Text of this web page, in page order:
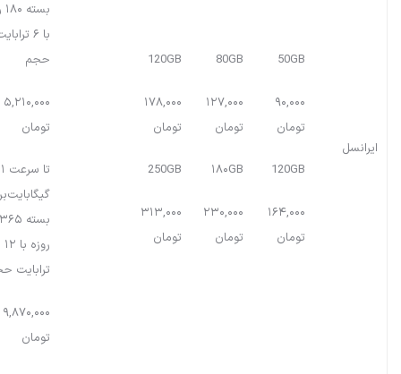
ایرانسل
50GB
۹۰,۰۰۰
تومان
120GB
۱۶۴,۰۰۰
تومان
80GB
۱۲۷,۰۰۰
تومان
۱۸۰GB
۲۳۰,۰۰۰
تومان
120GB
۱۷۸,۰۰۰
تومان
250GB
۳۱۳,۰۰۰
تومان
با ۶
حجم
۵,۲۱۰,۰۰۰
تومان
تا سرعت ۱
بسته ۳۶۵
روزه با ۱۲
ترابایت
۹,۸۷۰,۰۰۰
تومان